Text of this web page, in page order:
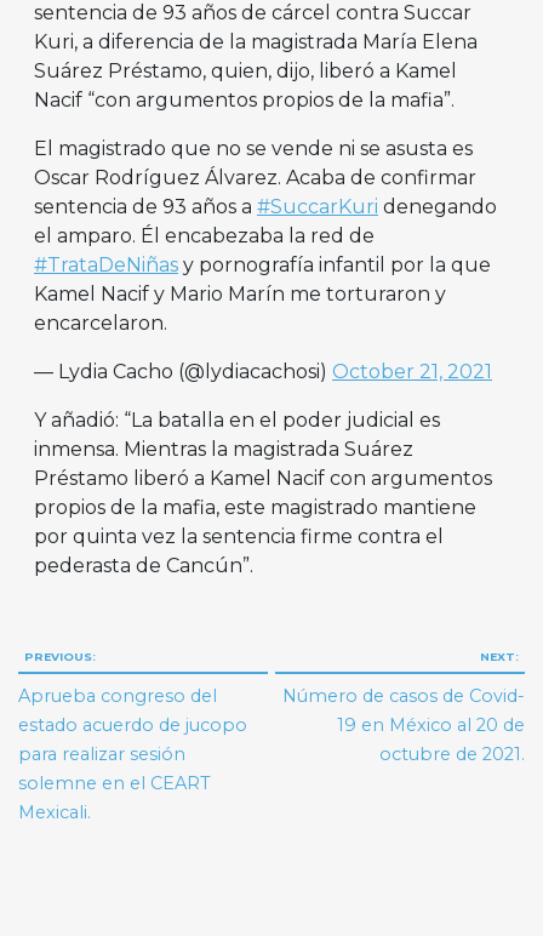
sentencia de 93 años de cárcel contra Succar
Kuri, a diferencia de la magistrada María Elena
Suárez Préstamo, quien, dijo, liberó a Kamel
Nacif “con argumentos propios de la mafia”.
El magistrado que no se vende ni se asusta es
Oscar Rodríguez Álvarez. Acaba de confirmar
sentencia de 93 años a #SuccarKuri denegando
el amparo. Él encabezaba la red de
#TrataDeNiñas y pornografía infantil por la que
Kamel Nacif y Mario Marín me torturaron y
encarcelaron.
— Lydia Cacho (@lydiacachosi) October 21, 2021
Y añadió: “La batalla en el poder judicial es
inmensa. Mientras la magistrada Suárez
Préstamo liberó a Kamel Nacif con argumentos
propios de la mafia, este magistrado mantiene
por quinta vez la sentencia firme contra el
pederasta de Cancún”.
Navegación
de
entradas
PREVIOUS:
Aprueba congreso del
estado acuerdo de jucopo
para realizar sesión
solemne en el CEART
Mexicali.
NEXT:
Número de casos de Covid-
19 en México al 20 de
octubre de 2021.